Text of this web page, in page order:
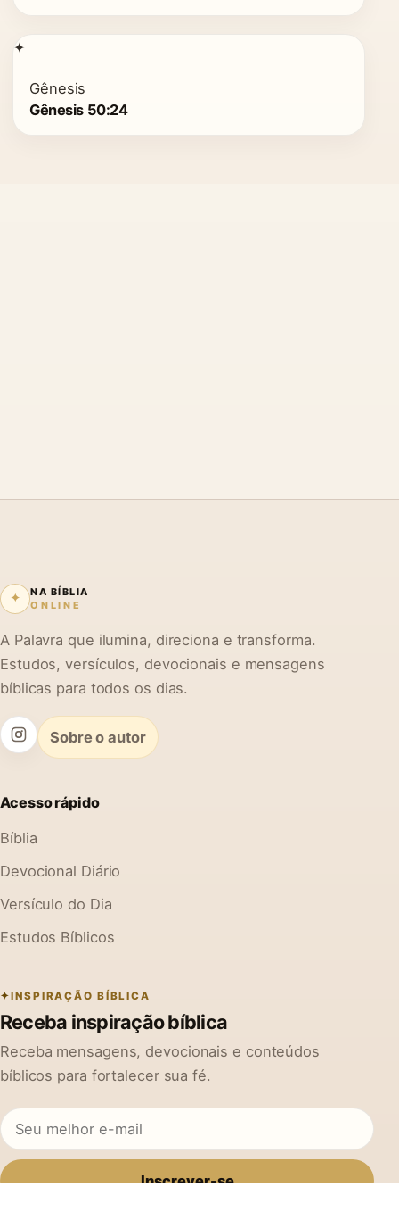
✦
Gênesis
Gênesis 50:24
✦
NA BÍBLIA
ONLINE
A Palavra que ilumina, direciona e transforma.
Estudos, versículos, devocionais e mensagens
bíblicas para todos os dias.
Sobre o autor
Acesso rápido
Bíblia
Devocional Diário
Versículo do Dia
Estudos Bíblicos
INSPIRAÇÃO BÍBLICA
Receba inspiração bíblica
Receba mensagens, devocionais e conteúdos
bíblicos para fortalecer sua fé.
Inscrever-se